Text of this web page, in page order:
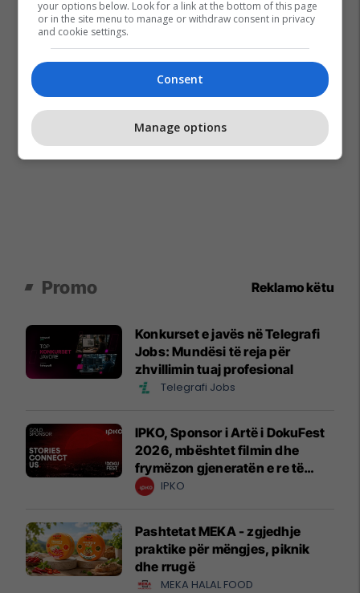
Promo Reklamo këtu
Konkurset e javës në Telegrafi
Jobs: Mundësi të reja për
zhvillimin tuaj profesional
Telegrafi Jobs
IPKO, Sponsor i Artë i DokuFest
2026, mbështet filmin dhe
frymëzon gjeneratën e re të
krijuesve
IPKO
Pashtetat MEKA - zgjedhje
praktike për mëngjes, piknik
dhe rrugë
MEKA HALAL FOOD
your options below. Look for a link at the bottom of this page
or in the site menu to manage or withdraw consent in privacy
and cookie settings.
Consent
Manage options